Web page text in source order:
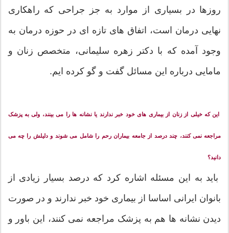
روزها در بسیاری از موارد به جز جراحی که راهکاری
نهایی درمان است، اتفاق های تازه ای در حوزه درمان به
وجود آمده که با دکتر زهره سلیمانی، متخصص زنان و
مامایی درباره این مسائل گفت و گو کرده ایم.
این که خیلی از زنان از بیماری های خود خبر ندارند یا نشانه ها را می بینند، ولی به پزشک
مراجعه نمی کنند، چند درصد از جامعه بیماران رحم را شامل می شوند و دلیلش را چه می
دانید؟
باید به این مسئله اشاره کرد که درصد بسیار زیادی از
بانوان ایرانی اساسا از بیماری خود خبر ندارند و در صورت
دیدن نشانه ها هم به پزشک مراجعه نمی کنند، این باور و